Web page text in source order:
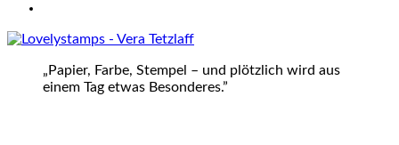
„Papier, Farbe, Stempel – und plötzlich wird aus
einem Tag etwas Besonderes.”